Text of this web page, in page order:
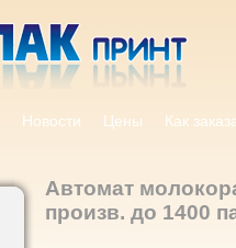
Новости Цены Как
Автомат
произв. до 1400